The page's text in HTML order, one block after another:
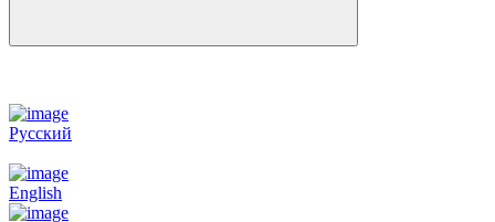
Русский
English